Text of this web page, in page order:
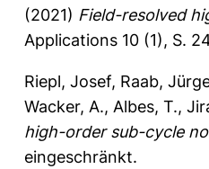
(2021) Field-resolved
Applications 10 (1), S.
Riepl, Josef, Raab,
Wacker, A., Albes, T.,
high-order sub-cycle
eingeschränkt.